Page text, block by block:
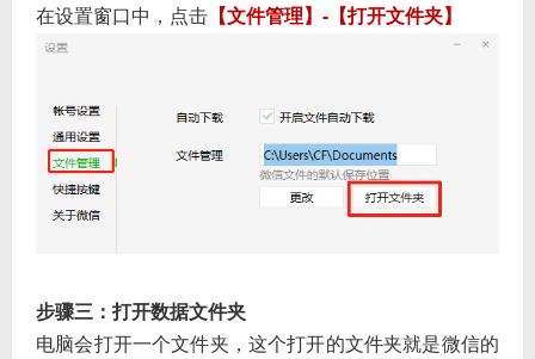
在设置窗口中，点击 【文件管理】-【打开文件夹】
步骤三：打开数据文件夹
电脑会打开一个文件夹，这个打开的文件夹就是微信的